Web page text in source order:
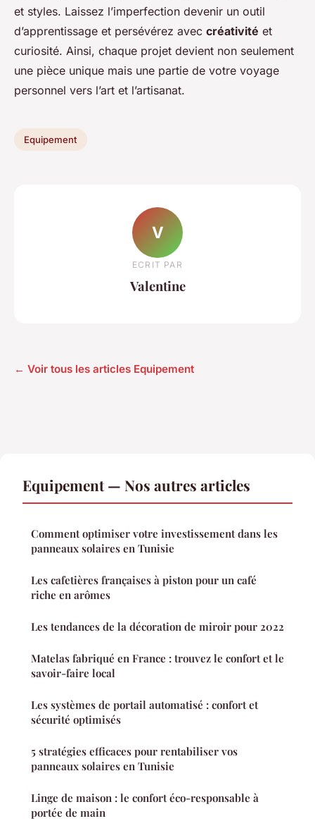
et styles. Laissez l’imperfection devenir un outil
d’apprentissage et persévérez avec créativité et
curiosité. Ainsi, chaque projet devient non seulement
une pièce unique mais une partie de votre voyage
personnel vers l’art et l’artisanat.
Equipement
V
ECRIT PAR
Valentine
← Voir tous les articles Equipement
Equipement — Nos autres articles
Comment optimiser votre investissement dans les
panneaux solaires en Tunisie
Les cafetières françaises à piston pour un café
riche en arômes
Les tendances de la décoration de miroir pour 2022
Matelas fabriqué en France : trouvez le confort et le
savoir-faire local
Les systèmes de portail automatisé : confort et
sécurité optimisés
5 stratégies efficaces pour rentabiliser vos
panneaux solaires en Tunisie
Linge de maison : le confort éco-responsable à
portée de main